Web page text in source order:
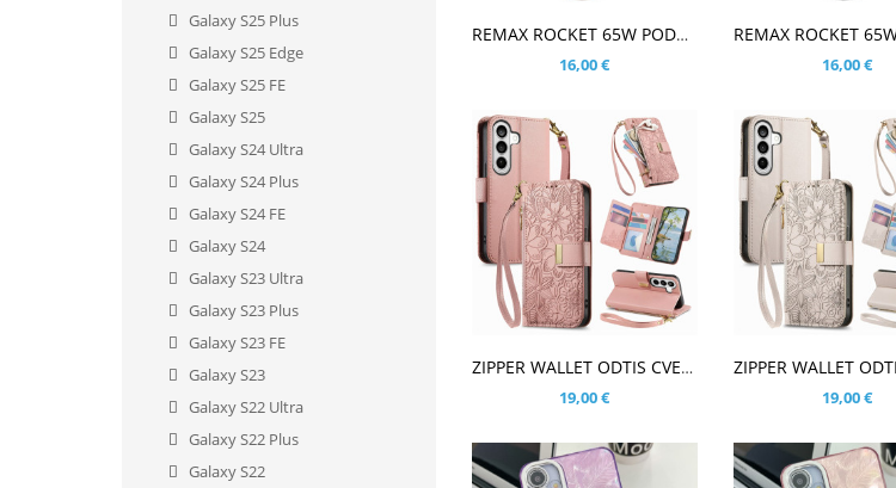
REMAX ROCKET 65W PODATKOVNO POLNILNI KABEL ZELEN/ROZA
16,00 €
16,00 €
ZIPPER WALLET ODTIS CVETOV ROSE GOLD ETUI ZA SAMSUNG GALAXY S26
19,00 €
19,00 €
Galaxy S25 Plus
Galaxy S25 Edge
Galaxy S25 FE
Galaxy S25
Galaxy S24 Ultra
Galaxy S24 Plus
Galaxy S24 FE
Galaxy S24
Galaxy S23 Ultra
Galaxy S23 Plus
Galaxy S23 FE
Galaxy S23
Galaxy S22 Ultra
Galaxy S22 Plus
Galaxy S22